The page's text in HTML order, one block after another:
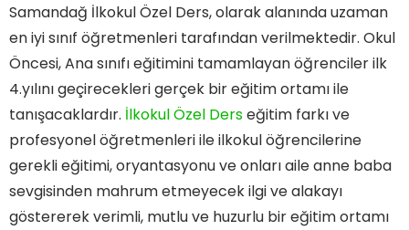
Samandağ İlkokul Özel Ders, olarak alanında uzaman
en iyi sınıf öğretmenleri tarafından verilmektedir. Okul
Öncesi, Ana sınıfı eğitimini tamamlayan öğrenciler ilk
4.yılını geçirecekleri gerçek bir eğitim ortamı ile
tanışacaklardır. İlkokul Özel Derseğitim farkı ve
profesyonel öğretmenleri ile ilkokul öğrencilerine
gerekli eğitimi, oryantasyonu ve onları aile anne baba
sevgisinden mahrum etmeyecek ilgi ve alakayı
göstererek verimli, mutlu ve huzurlu bir eğitim ortamı